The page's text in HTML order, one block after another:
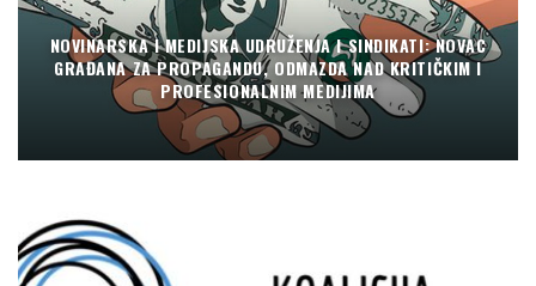
NOVINARSKA I MEDIJSKA UDRUŽENJA I SINDIKATI: NOVAC
GRAĐANA ZA PROPAGANDU, ODMAZDA NAD KRITIČKIM I
PROFESIONALNIM MEDIJIMA